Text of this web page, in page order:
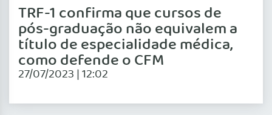
TRF-1 confirma que cursos de
pós-graduação não equivalem a
título de especialidade médica,
como defende o CFM
27/07/2023 | 12:02